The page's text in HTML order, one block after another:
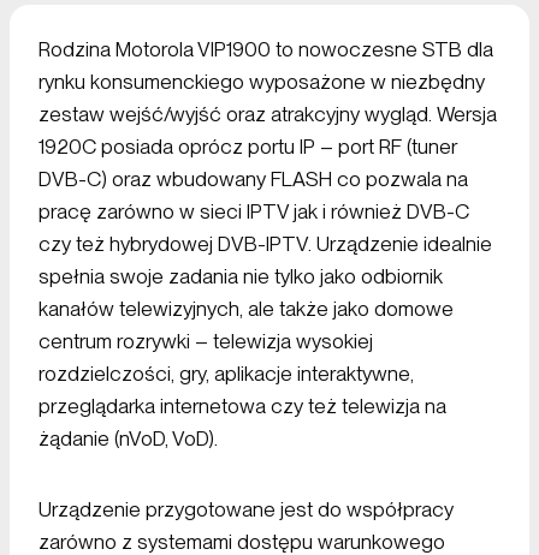
Rodzina Motorola VIP1900 to nowoczesne STB dla
rynku konsumenckiego wyposażone w niezbędny
zestaw wejść/wyjść oraz atrakcyjny wygląd. Wersja
1920C posiada oprócz portu IP – port RF (tuner
DVB-C) oraz wbudowany FLASH co pozwala na
pracę zarówno w sieci IPTV jak i również DVB-C
czy też hybrydowej DVB-IPTV. Urządzenie idealnie
spełnia swoje zadania nie tylko jako odbiornik
kanałów telewizyjnych, ale także jako domowe
centrum rozrywki – telewizja wysokiej
rozdzielczości, gry, aplikacje interaktywne,
przeglądarka internetowa czy też telewizja na
żądanie (nVoD, VoD).
Urządzenie przygotowane jest do współpracy
zarówno z systemami dostępu warunkowego